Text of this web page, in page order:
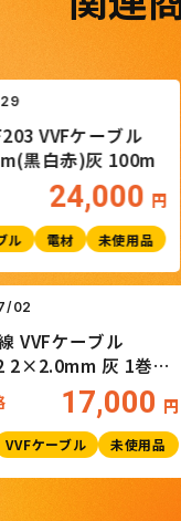
ケーブル
赤)灰 100m
24,000 円
電材 未使用品
07/02
電線 VVFケーブル
2×2.0mm 灰 1巻
格 17,000
VVFケーブル 未使用